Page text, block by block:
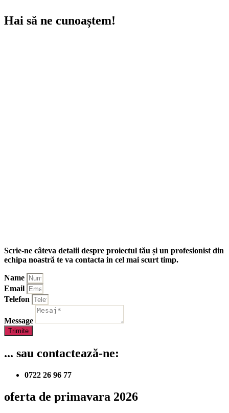
Hai să ne cunoaștem!
Scrie-ne câteva detalii despre proiectul tău și un profesionist din
echipa noastră te va contacta in cel mai scurt timp.
Name
Email
Telefon
Message
Trimite
... sau contactează-ne:
0722 26 96 77
oferta de primavara 2026